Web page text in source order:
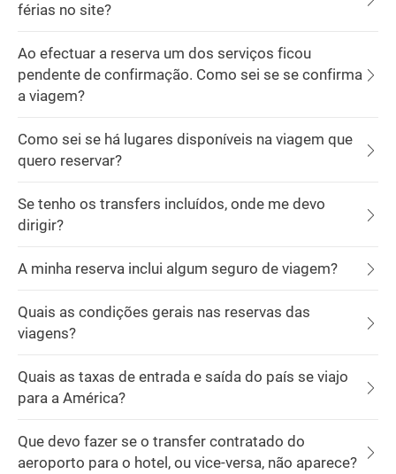
férias no site?
Ao efectuar a reserva um dos serviços ficou
pendente de confirmação. Como sei se se confirma
a viagem?
Como sei se há lugares disponíveis na viagem que
quero reservar?
Se tenho os transfers incluídos, onde me devo
dirigir?
A minha reserva inclui algum seguro de viagem?
Quais as condições gerais nas reservas das
viagens?
Quais as taxas de entrada e saída do país se viajo
para a América?
Que devo fazer se o transfer contratado do
aeroporto para o hotel, ou vice-versa, não aparece?